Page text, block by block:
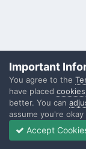
Important
You agree to the
have placed cookies
better. You can
assume you're
Accept